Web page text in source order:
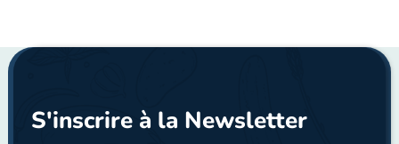
S'inscrire à la Newsletter